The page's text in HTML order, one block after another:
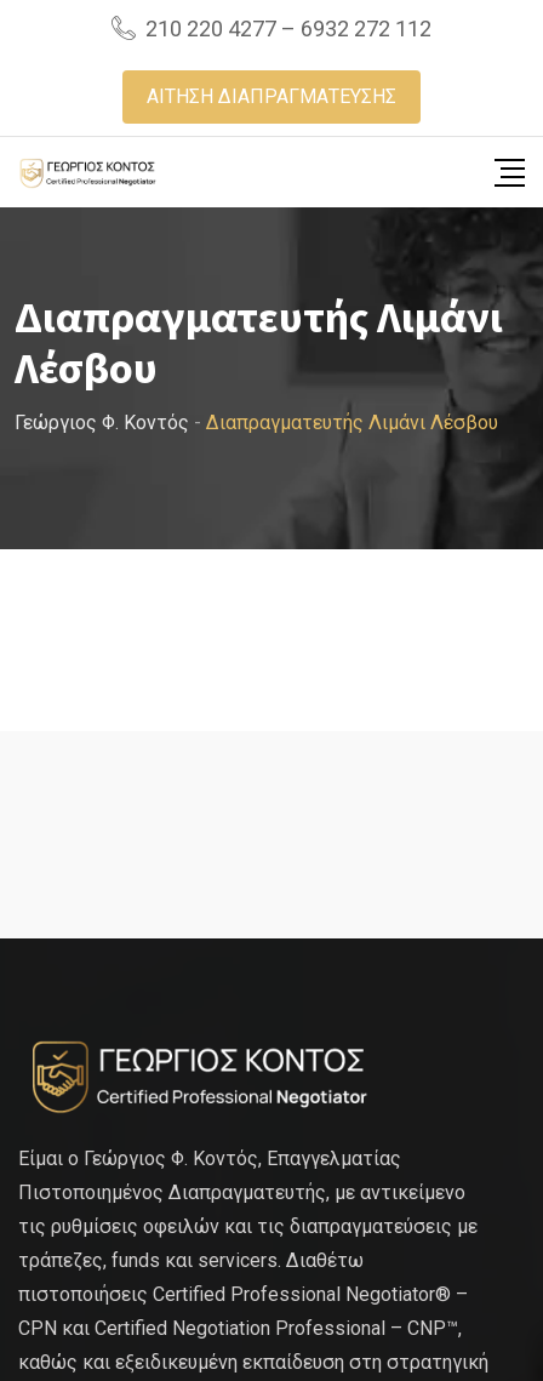
210 220 4277 – 6932 272 112
ΑΙΤΗΣΗ ΔΙΑΠΡΑΓΜΑΤΕΥΣΗΣ
Διαπραγματευτής Λιμάνι
Λέσβου
Γεώργιος Φ. Κοντός - Διαπραγματευτής Λιμάνι Λέσβου
Είμαι ο Γεώργιος Φ. Κοντός, Επαγγελματίας
Πιστοποιημένος Διαπραγματευτής, με αντικείμενο
τις ρυθμίσεις οφειλών και τις διαπραγματεύσεις με
τράπεζες, funds και servicers. Διαθέτω
πιστοποιήσεις Certified Professional Negotiator® –
CPN και Certified Negotiation Professional – CNP™,
καθώς και εξειδικευμένη εκπαίδευση στη στρατηγική